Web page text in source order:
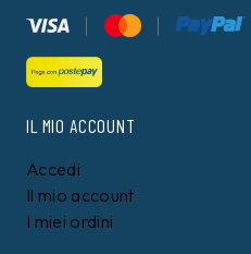
IL MIO ACCOUNT
Accedi
Il mio account
I miei ordini